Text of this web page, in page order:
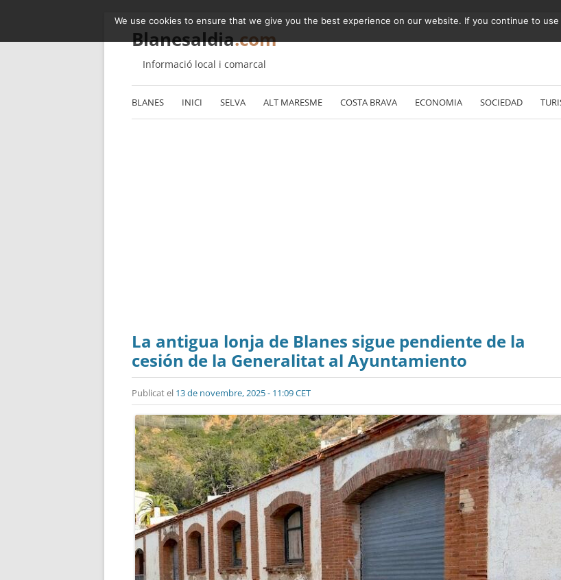
Blanesaldia.com
Informació local i comarcal
Vés
al
contingut
BLANES INICI SELVA ALT MARESME COSTA BRAVA ECONOMIA SOCIEDAD
La antigua lonja de Blanes sigue pendiente de la
cesión de la Generalitat al Ayuntamiento
Publicat el 13 de novembre, 2025 - 11:09 CET
We use cookies to ensure that we give you the best experience on our website. If you continue to